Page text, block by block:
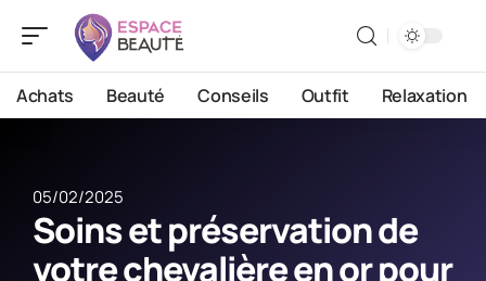
Achats Beauté Conseils Outfit Relaxation
05/02/2025
Soins et préservation de
votre chevalière en or pour